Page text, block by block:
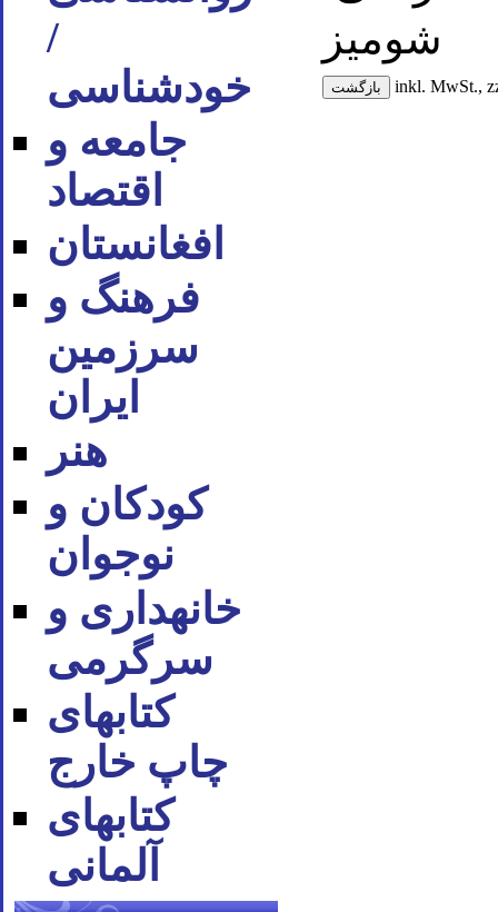
/
خودشناسی
جامعه و
اقتصاد
افغانستان
فرهنگ و
سرزمین
ایران
هنر
کودکان و
نوجوان
خانه‪داری و
سرگرمی
کتاب‪های
چاپ خارج
کتاب‪های
آلمانی
شومیز
inkl. MwSt.,